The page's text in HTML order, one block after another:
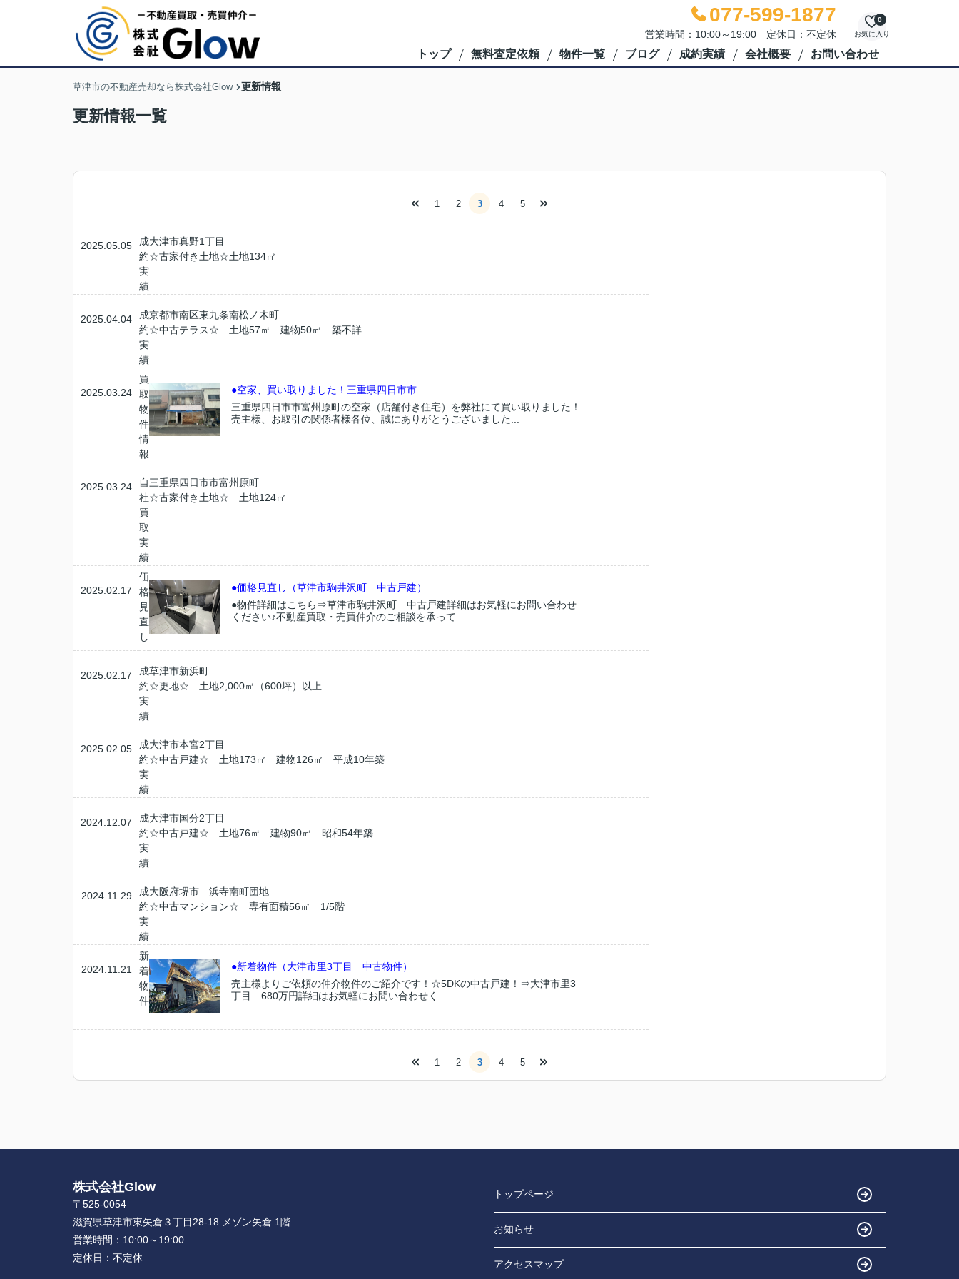
077-599-1877
営業時間：10:00～19:00 定休日：不定休 お気に入り
0
トップ 無料査定依頼 物件一覧 ブログ 成約実績 会社概要 お問い合わせ
草津市の不動産売却なら株式会社Glow 更新情報
更新情報一覧
1 2 3 4 5
2025.05.05
成
約
実
績
大津市真野1丁目
☆古家付き土地☆土地134㎡
2025.04.04
成
約
実
績
京都市南区東九条南松ノ木町
☆中古テラス☆ 土地57㎡ 建物50㎡ 築不詳
2025.03.24
買
取
物
件
情
報
●空家、買い取りました！三重県四日市市
三重県四日市市富州原町の空家（店舗付き住宅）を弊社にて買い取りました！
売主様、お取引の関係者様各位、誠にありがとうございました...
2025.03.24
自
社
買
取
実
績
三重県四日市市富州原町
☆古家付き土地☆ 土地124㎡
2025.02.17
価
格
見
直
し
●価格見直し（草津市駒井沢町 中古戸建）
●物件詳細はこちら⇒草津市駒井沢町 中古戸建詳細はお気軽にお問い合わせ
ください♪不動産買取・売買仲介のご相談を承って...
2025.02.17
成
約
実
績
草津市新浜町
☆更地☆ 土地2,000㎡（600坪）以上
2025.02.05
成
約
実
績
大津市本宮2丁目
☆中古戸建☆ 土地173㎡ 建物126㎡ 平成10年築
2024.12.07
成
約
実
績
大津市国分2丁目
☆中古戸建☆ 土地76㎡ 建物90㎡ 昭和54年築
2024.11.29
成
約
実
績
大阪府堺市 浜寺南町団地
☆中古マンション☆ 専有面積56㎡ 1/5階
2024.11.21
新
着
物
件
●新着物件（大津市里3丁目 中古物件）
売主様よりご依頼の仲介物件のご紹介です！☆5DKの中古戸建！⇒大津市里3
丁目 680万円詳細はお気軽にお問い合わせく...
1 2 3 4 5
株式会社Glow
〒525-0054
滋賀県草津市東矢倉３丁目28-18 メゾン矢倉 1階
営業時間： 10:00～19:00
定休日： 不定休
トップページ
お知らせ
アクセスマップ